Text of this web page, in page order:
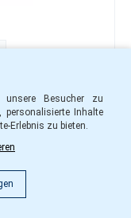
Besucher zu
personalisierte Inhalte
Erlebnis zu bieten.